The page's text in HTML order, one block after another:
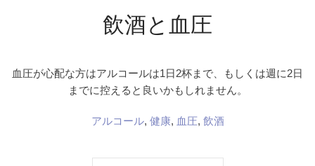
飲酒と血圧
血圧が心配な方はアルコールは1日2杯まで、もしくは週に2日
までに控えると良いかもしれません。
アルコール, 健康, 血圧, 飲酒